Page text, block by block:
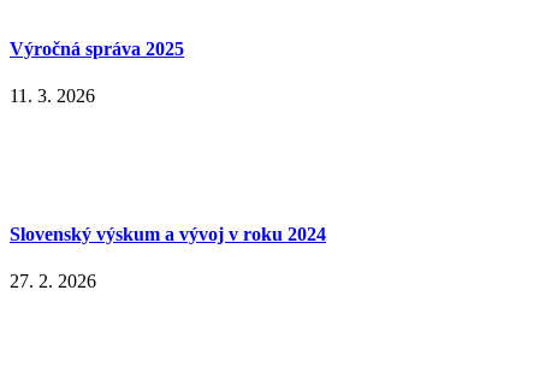
Výročná správa 2025
11. 3. 2026
Slovenský výskum a vývoj v roku 2024
27. 2. 2026